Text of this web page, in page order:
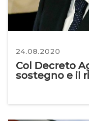
24.08.2020
Col Decreto
sostegno e il